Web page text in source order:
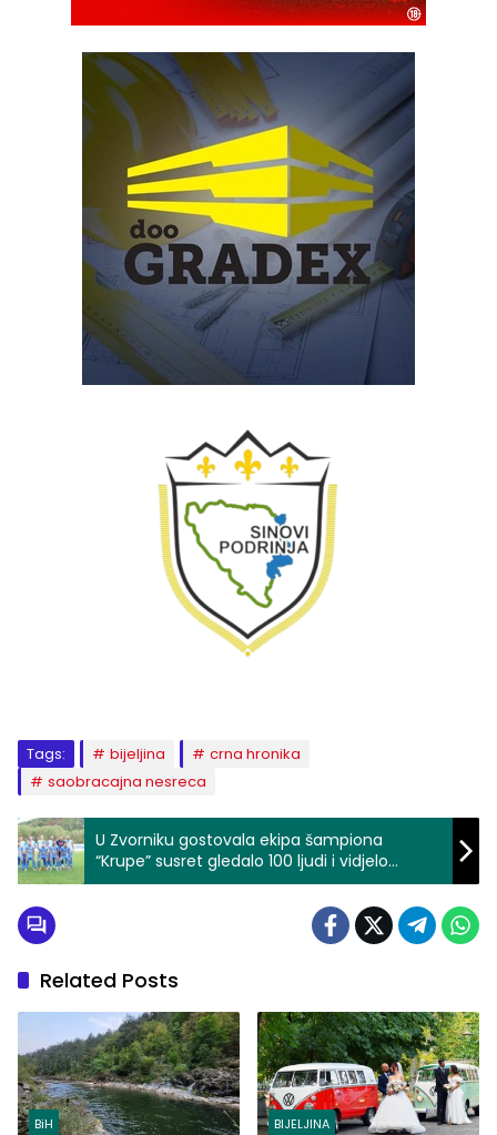
Tags: bijeljina
crna hronika
saobracajna nesreca
U Zvorniku gostovala ekipa šampiona
“Krupe” susret gledalo 100 ljudi i vidjelo
utakmicu bez golova i fudbalera koji su prošli
Related Posts
BiH BIJELJINA